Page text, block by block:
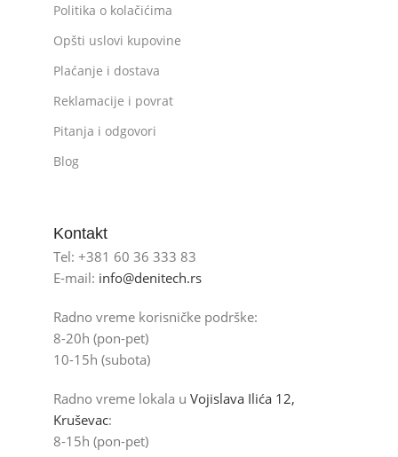
Politika o kolačićima
Opšti uslovi kupovine
Plaćanje i dostava
Reklamacije i povrat
Pitanja i odgovori
Blog
Kontakt
Tel: +381 60 36 333 83
E-mail: info@denitech.rs
Radno vreme korisničke podrške:
8-20h (pon-pet)
10-15h (subota)
Radno vreme lokala u Vojislava Ilića 12,
Kruševac:
8-15h (pon-pet)